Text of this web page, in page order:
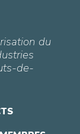
du
de-